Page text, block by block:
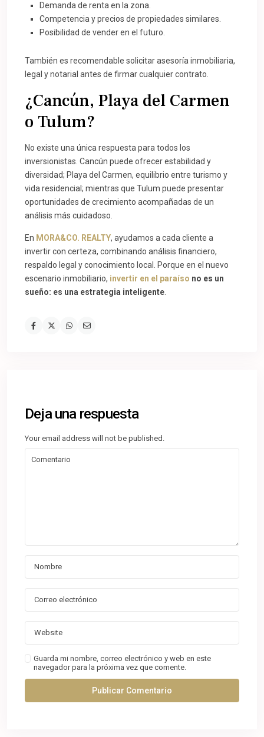
Demanda de renta en la zona.
Competencia y precios de propiedades similares.
Posibilidad de vender en el futuro.
También es recomendable solicitar asesoría inmobiliaria,
legal y notarial antes de firmar cualquier contrato.
¿Cancún, Playa del Carmen
o Tulum?
No existe una única respuesta para todos los
inversionistas. Cancún puede ofrecer estabilidad y
diversidad; Playa del Carmen, equilibrio entre turismo y
vida residencial; mientras que Tulum puede presentar
oportunidades de crecimiento acompañadas de un
análisis más cuidadoso.
En MORA&CO. REALTY, ayudamos a cada cliente a
invertir con certeza, combinando análisis financiero,
respaldo legal y conocimiento local. Porque en el nuevo
escenario inmobiliario, invertir en el paraíso no es un
sueño: es una estrategia inteligente
Deja una respuesta
Your email address will not be published.
Guarda mi nombre, correo electrónico y web en este
navegador para la próxima vez que comente.